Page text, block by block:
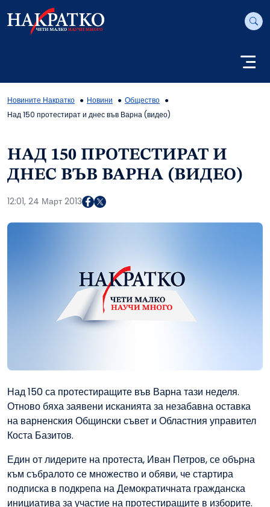
Новините Накратко Новини
Общество
Над 150 протестират и днес във Варна (видео)
НАД 150 ПРОТЕСТИРАТ И
ДНЕС ВЪВ ВАРНА (ВИДЕО)
12:01, 24 Март 2013
Над 150 са протестиращите във Варна тази неделя.
Отново бяха заявени исканията за незабавна оставка
на варненския Общински съвет и Областния управител
Коста Базитов.
Един от лидерите на протеста, Иван Петров, се обърна
към събралото се множество и обяви, че стартира
подписка в подкрепа на Демократичната гражданска
инициатива за участие на протестиращите в изборите.